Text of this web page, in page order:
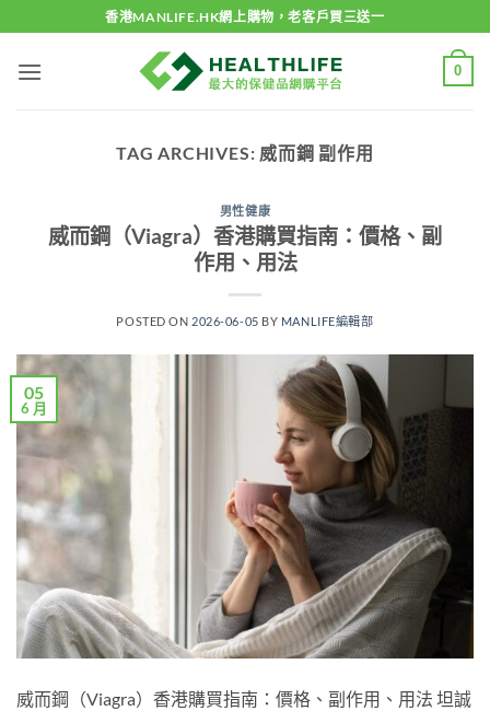
to
content
香港MANLIFE.HK網上購物，老客戶買三送一
0
TAG ARCHIVES: 威而鋼 副作用
男性健康
威而鋼（Viagra）香港購買指南：價格、副
作用、用法
POSTED ON 2026-06-05 BY MANLIFE編輯部
05
6 月
威而鋼（Viagra）香港購買指南：價格、副作用、用法 坦誠